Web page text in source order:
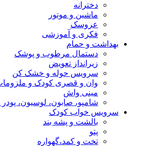
دخترانه
ماشین و موتور
عروسک
فکری و آموزشی
بهداشت و حمام
دستمال مرطوب و پوشک
زیرانداز تعویض
سرویس حوله و خشک کن
وان و قصری کودک و
مینی واش
شامپو، صابون، لوسیون،
سرویس خواب کودک
بالشت و پشه بند
پتو
تخت و کمد،گهواره